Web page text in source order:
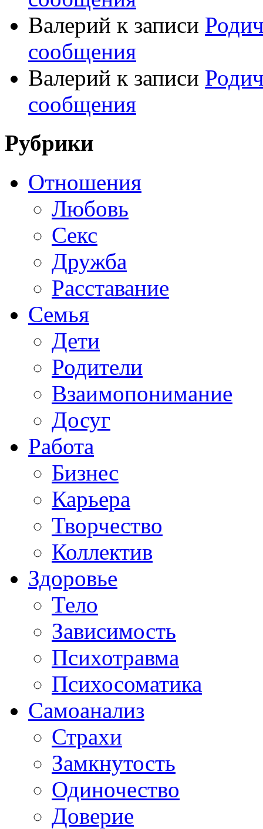
Валерий к записи
сообщения
Валерий к записи
сообщения
Рубрики
Отношения
Любовь
Секс
Дружба
Расставание
Семья
Дети
Родители
Взаимопонимание
Досуг
Работа
Бизнес
Карьера
Творчество
Коллектив
Здоровье
Тело
Зависимость
Психотравма
Психосоматика
Самоанализ
Страхи
Замкнутость
Одиночество
Доверие